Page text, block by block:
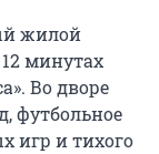
жилой
минутах
Во дворе
футбольное
игр и тихого